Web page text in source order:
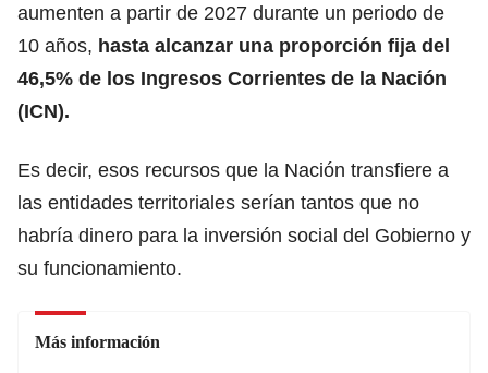
aumenten a partir de 2027 durante un periodo de
10 años, hasta alcanzar una proporción fija del
46,5% de los Ingresos Corrientes de la Nación
(ICN).
Es decir, esos recursos que la Nación transfiere a
las entidades territoriales serían tantos que no
habría dinero para la inversión social del Gobierno y
su funcionamiento.
Más información